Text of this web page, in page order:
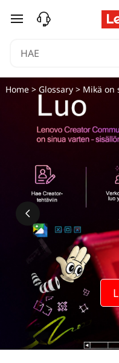
siirry pääsisältöön
Home> Glossary> Mikä on